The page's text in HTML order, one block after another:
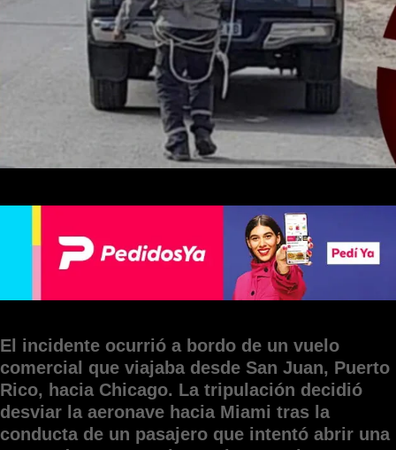
El incidente ocurrió a bordo de un vuelo
comercial que viajaba desde San Juan, Puerto
Rico, hacia Chicago. La tripulación decidió
desviar la aeronave hacia Miami tras la
conducta de un pasajero que intentó abrir una